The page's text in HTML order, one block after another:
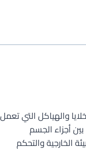
والهياكل التي تعمل
بين أجزاء الجسم
الخارجية والتحكم